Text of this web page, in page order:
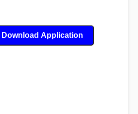
Download Application